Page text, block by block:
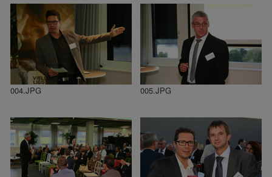
004.JPG 005.JPG